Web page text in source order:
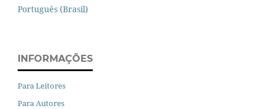
Português (Brasil)
INFORMAÇÕES
Para Leitores
Para Autores